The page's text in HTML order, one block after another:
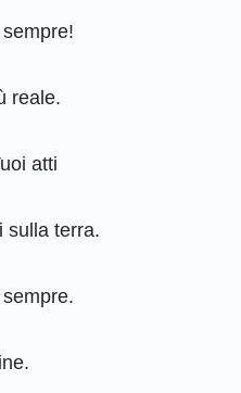
reale.
atti
sulla terra.